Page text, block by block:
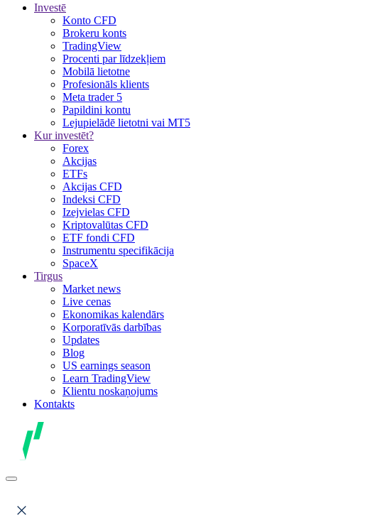
Investē
Konto CFD
Brokeru konts
TradingView
Procenti par līdzekļiem
Mobilā lietotne
Profesionāls klients
Meta trader 5
Papildini kontu
Lejupielādē lietotni vai MT5
Kur investēt?
Forex
Akcijas
ETFs
Akcijas CFD
Indeksi CFD
Izejvielas CFD
Kriptovalūtas CFD
ETF fondi CFD
Instrumentu specifikācija
SpaceX
Tirgus
Market news
Live cenas
Ekonomikas kalendārs
Korporatīvās darbības
Updates
Blog
US earnings season
Learn TradingView
Klientu noskaņojums
Kontakts